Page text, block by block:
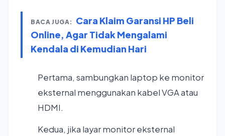
BACA JUGA:
Cara Klaim Garansi HP Beli
Online, Agar Tidak Mengalami
Kendala di Kemudian Hari
Pertama, sambungkan laptop ke monitor
eksternal menggunakan kabel VGA atau
HDMI.
Kedua, jika layar monitor eksternal